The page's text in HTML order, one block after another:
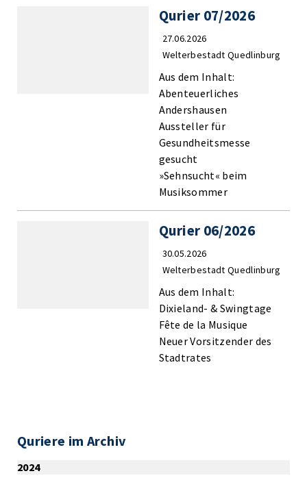
Qurier 07/2026
27.06.2026
Welterbestadt Quedlinburg
Aus dem Inhalt:
Abenteuerliches
Andershausen
Aussteller für
Gesundheitsmesse
gesucht
»Sehnsucht« beim
Musiksommer
Qurier 06/2026
30.05.2026
Welterbestadt Quedlinburg
Aus dem Inhalt:
Dixieland- & Swingtage
Fête de la Musique
Neuer Vorsitzender des
Stadtrates
Quriere im Archiv
2024